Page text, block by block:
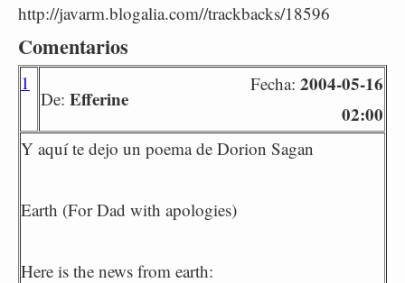
http://javarm.blogalia.com//trackbacks/18596
Comentarios
1
De: Efferine
Fecha: 2004-05-16
02:00
Y aquí te dejo un poema de Dorion Sagan
Earth (For Dad with apologies)
Here is the news from earth: